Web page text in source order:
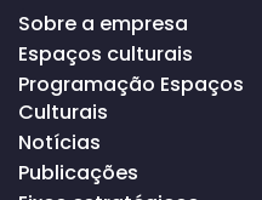
Voltar
ao
topo
da
página
Sobre a empresa
Espaços culturais
Programação Espaços
Culturais
Notícias
Publicações